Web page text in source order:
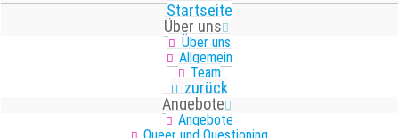
Startseite
Über uns
Über uns
Allgemein
Team
zurück
Angebote
Angebote